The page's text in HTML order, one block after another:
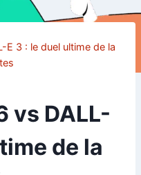
E 3 : le duel ultime de la
vs DALL-
de la